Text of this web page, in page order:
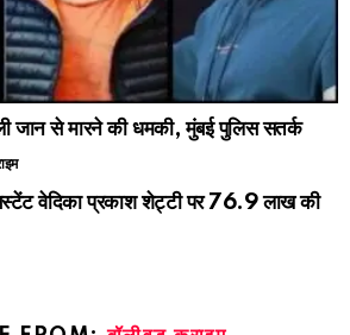
जान से मारने की धमकी, मुंबई पुलिस सतर्क
वेदिका प्रकाश शेट्टी पर 76.9 लाख की